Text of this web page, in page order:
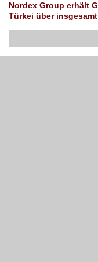
Nordex Group erhält
Türkei über insgesamt